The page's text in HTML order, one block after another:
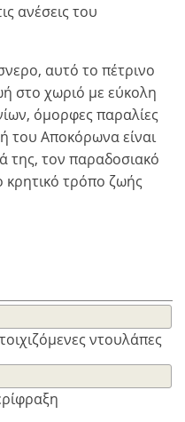
ανέσεις του
αυτό το πέτρινο
στο χωριό με εύκολη
όμορφες παραλίες
του Αποκόρωνα είναι
της, τον παραδοσιακό
κρητικό τρόπο ζωής
ντουλάπες